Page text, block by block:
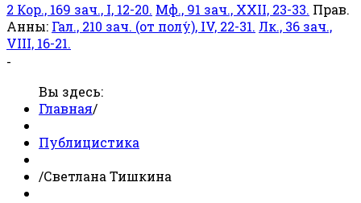
2 Кор., 169 зач., I, 12-20. Мф., 91 зач., XXII, 23-33. Прав.
Анны: Гал., 210 зач. (от полу́), IV, 22-31. Лк., 36 зач.,
VIII, 16-21.
-
Вы здесь:
Главная/
Публицистика
/Светлана Тишкина